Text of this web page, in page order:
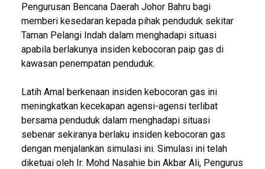
Pengurusan Bencana Daerah Johor Bahru bagi
memberi kesedaran kepada pihak penduduk sekitar
Taman Pelangi Indah dalam menghadapi situasi
apabila berlakunya insiden kebocoran paip gas di
kawasan penempatan penduduk.
Latih Amal berkenaan insiden kebocoran gas ini
meningkatkan kecekapan agensi-agensi terlibat
bersama penduduk dalam menghadapi situasi
sebenar sekiranya berlaku insiden kebocoran gas
dengan menjalankan simulasi ini. Simulasi ini telah
diketuai oleh Ir. Mohd Nasahie bin Akbar Ali, Pengurus